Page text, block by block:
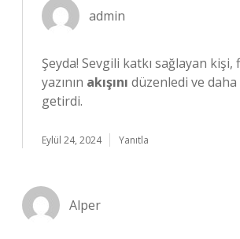
admin
Şeyda! Sevgili katkı sağlayan
yazının akışını düzenledi ve daha
getirdi.
Eylül 24, 2024 Yanıtla
Alper